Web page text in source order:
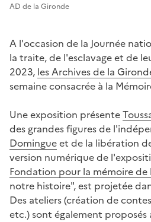
AD de la Gironde
A l'occasion de la Journée
la traite, de l'esclavage et de
2023, les Archives de la
semaine consacrée à la
Une exposition présente
des grandes figures de
Domingueet de la libération
version numérique de
Fondation pour la mémoire de
notre histoire", est projetée
Des ateliers (création de
etc.) sont également proposés